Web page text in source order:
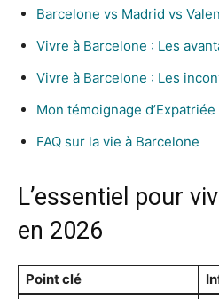
Barcelone vs Madrid vs
Vivre à Barcelone : Les
Vivre à Barcelone : Les
Mon témoignage d’Expatriée
FAQ sur la vie à Barcelone
L’essentiel pour
en 2026
Point clé